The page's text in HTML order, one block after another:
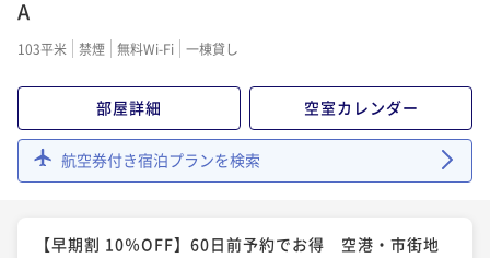
A
103平米 禁煙 無料Wi-Fi 一棟貸し
部屋詳細 空室カレンダー
航空券付き宿泊プランを検索
【早期割 10％OFF】60日前予約でお得 空港・市街地